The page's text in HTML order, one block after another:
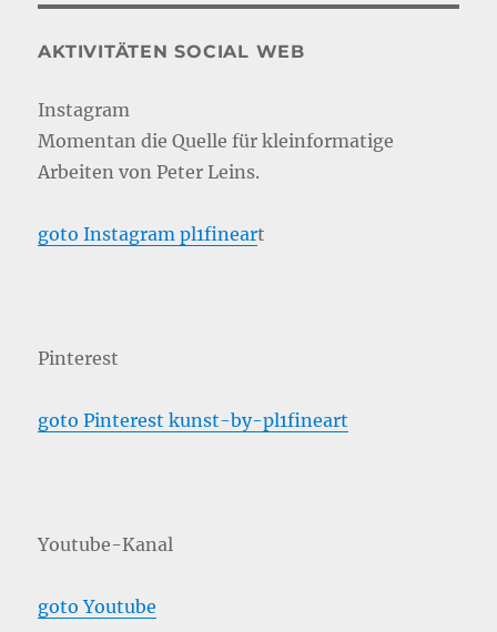
AKTIVITÄTEN SOCIAL WEB
Instagram
Momentan die Quelle für kleinformatige
Arbeiten von Peter Leins.
goto Instagram pl1fineart
Pinterest
goto Pinterest kunst-by-pl1fineart
Youtube-Kanal
goto Youtube